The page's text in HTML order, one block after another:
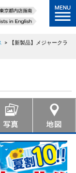
>
【新製品】メジャークラ